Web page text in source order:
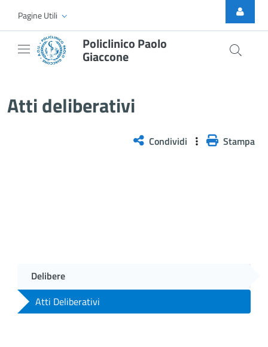
Skip to Main Content
Pagine Utili
Policlinico Paolo
Giaccone
Atti deliberativi
Condividi Stampa
Delibere
Atti Deliberativi